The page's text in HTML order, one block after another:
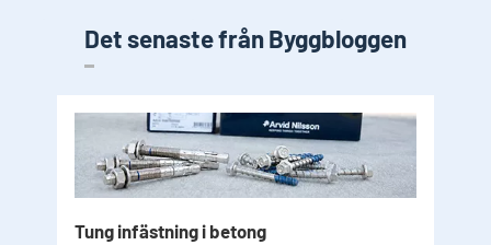
Det senaste från Byggbloggen
Tung infästning i betong